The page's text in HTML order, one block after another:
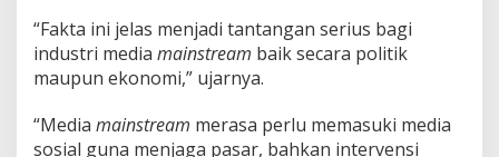
“Fakta ini jelas menjadi tantangan serius bagi
industri media mainstream baik secara politik
maupun ekonomi,” ujarnya.
“Media mainstream merasa perlu memasuki media
sosial guna menjaga pasar, bahkan intervensi